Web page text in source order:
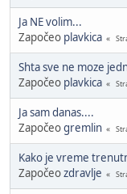
Ja NE volim...
Započeo plavkica
Shta sve ne moze
Započeo plavkica
Ja sam danas....
Započeogremlin
Kako je vreme
Započeozdravlje